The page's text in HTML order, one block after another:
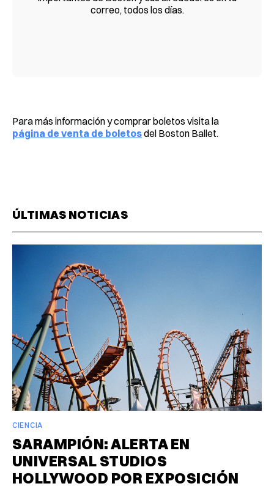
correo, todos los días.
Para más información y comprar boletos visita la
página de venta de boletosdel Boston Ballet.
ÚLTIMAS NOTICIAS
CIENCIA
SARAMPIÓN: ALERTA EN
UNIVERSAL STUDIOS
HOLLYWOOD POR EXPOSICIÓN